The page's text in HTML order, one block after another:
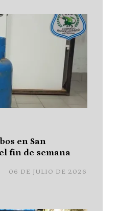
en San
fin de semana
06 DE JULIO DE 2026